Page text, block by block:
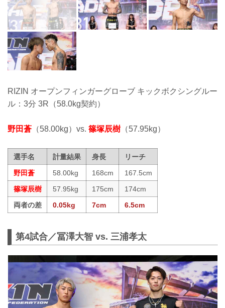
RIZIN オープンフィンガーグローブ キックボクシングルー
ル：3分 3R（58.0kg契約）
野田蒼 （58.00kg）vs. 篠塚辰樹 （57.95kg）
選手名 計量結果 身長
リーチ
野田蒼
58.00kg 168cm
167.5cm
篠塚辰樹
57.95kg 175cm
174cm
両者の差
0.05kg 7cm 6.5cm
第4試合／冨澤大智 vs. 三浦孝太